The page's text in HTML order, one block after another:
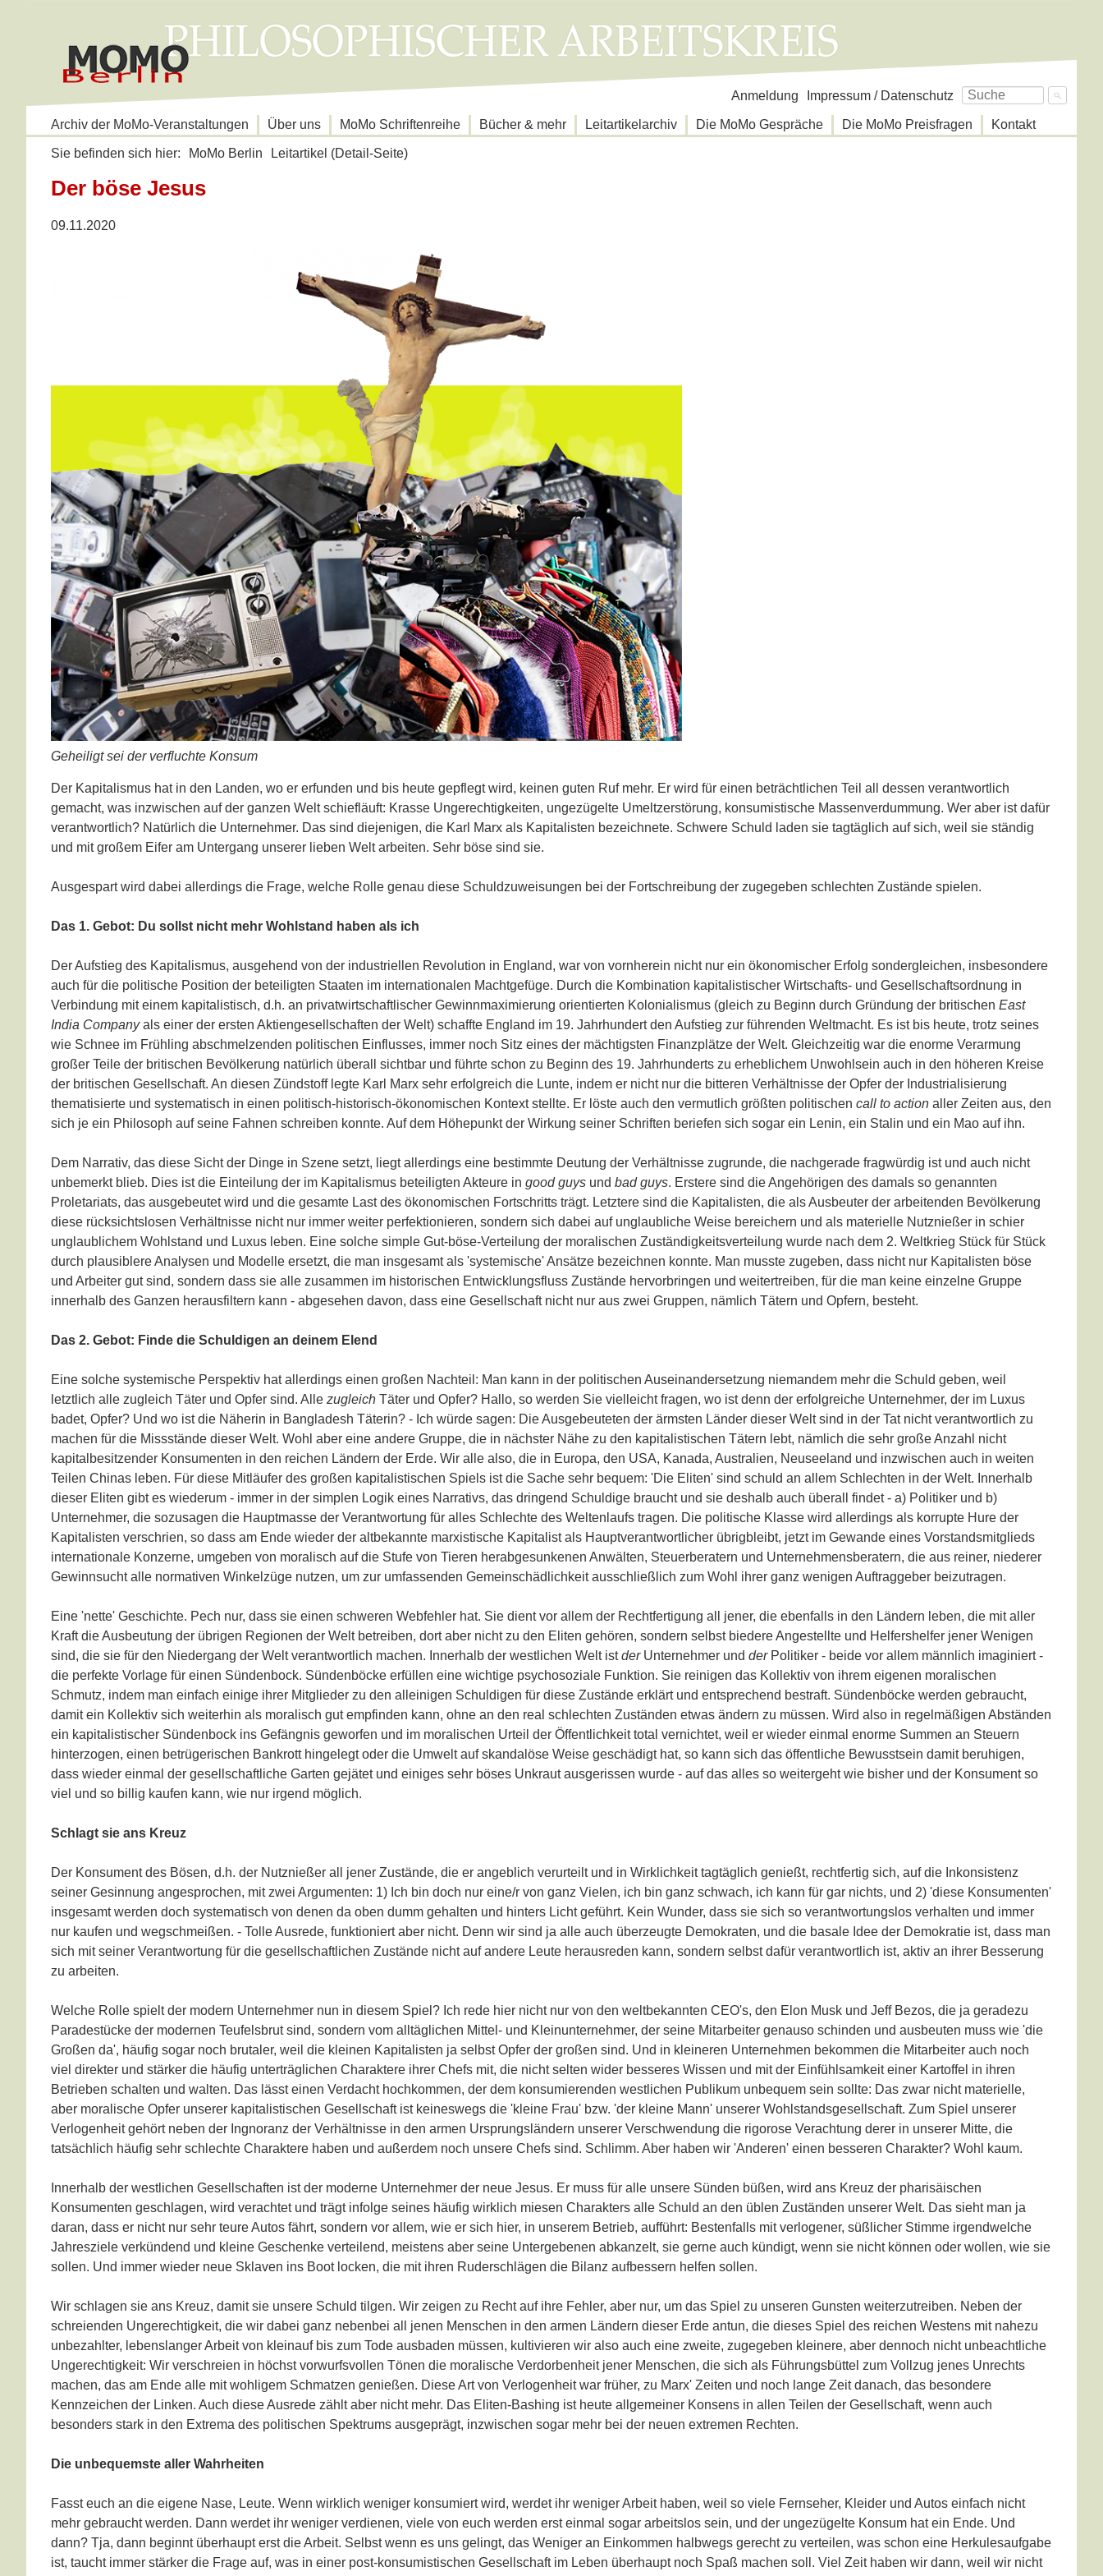
Navigation
Anmeldung
Impressum / Datenschutz
Navigation
Archiv der MoMo-Veranstaltungen Über uns MoMo Schriftenreihe Bücher & mehr Leitartikelarchiv Die MoMo Gespräche Die MoMo Preisfragen Kontakt
Sie befinden sich hier: MoMo Berlin Leitartikel (Detail-Seite)
Der böse Jesus
09.11.2020
Geheiligt sei der verfluchte Konsum
Der Kapitalismus hat in den Landen, wo er erfunden und bis heute gepflegt wird, keinen guten Ruf mehr. Er wird für einen beträchtlichen Teil all dessen verantwortlich
gemacht, was inzwischen auf der ganzen Welt schiefläuft: Krasse Ungerechtigkeiten, ungezügelte Umeltzerstörung, konsumistische Massenverdummung. Wer aber ist dafür
verantwortlich? Natürlich die Unternehmer. Das sind diejenigen, die Karl Marx als Kapitalisten bezeichnete. Schwere Schuld laden sie tagtäglich auf sich, weil sie ständig
und mit großem Eifer am Untergang unserer lieben Welt arbeiten. Sehr böse sind sie.
Ausgespart wird dabei allerdings die Frage, welche Rolle genau diese Schuldzuweisungen bei der Fortschreibung der zugegeben schlechten Zustände spielen.
Das 1. Gebot: Du sollst nicht mehr Wohlstand haben als ich
Der Aufstieg des Kapitalismus, ausgehend von der industriellen Revolution in England, war von vornherein nicht nur ein ökonomischer Erfolg sondergleichen, insbesondere
auch für die politische Position der beteiligten Staaten im internationalen Machtgefüge. Durch die Kombination kapitalistischer Wirtschafts- und Gesellschaftsordnung in
Verbindung mit einem kapitalistisch, d.h. an privatwirtschaftlischer Gewinnmaximierung orientierten Kolonialismus (gleich zu Beginn durch Gründung der britischen East
India Companyals einer der ersten Aktiengesellschaften der Welt) schaffte England im 19. Jahrhundert den Aufstieg zur führenden Weltmacht. Es ist bis heute, trotz seines
wie Schnee im Frühling abschmelzenden politischen Einflusses, immer noch Sitz eines der mächtigsten Finanzplätze der Welt. Gleichzeitig war die enorme Verarmung
großer Teile der britischen Bevölkerung natürlich überall sichtbar und führte schon zu Beginn des 19. Jahrhunderts zu erheblichem Unwohlsein auch in den höheren Kreise
der britischen Gesellschaft. An diesen Zündstoff legte Karl Marx sehr erfolgreich die Lunte, indem er nicht nur die bitteren Verhältnisse der Opfer der Industrialisierung
thematisierte und systematisch in einen politisch-historisch-ökonomischen Kontext stellte. Er löste auch den vermutlich größten politischen call to action aller Zeiten aus, den
sich je ein Philosoph auf seine Fahnen schreiben konnte. Auf dem Höhepunkt der Wirkung seiner Schriften beriefen sich sogar ein Lenin, ein Stalin und ein Mao auf ihn.
Dem Narrativ, das diese Sicht der Dinge in Szene setzt, liegt allerdings eine bestimmte Deutung der Verhältnisse zugrunde, die nachgerade fragwürdig ist und auch nicht
unbemerkt blieb. Dies ist die Einteilung der im Kapitalismus beteiligten Akteure in good guys und bad guys. Erstere sind die Angehörigen des damals so genannten
Proletariats, das ausgebeutet wird und die gesamte Last des ökonomischen Fortschritts trägt. Letztere sind die Kapitalisten, die als Ausbeuter der arbeitenden Bevölkerung
diese rücksichtslosen Verhältnisse nicht nur immer weiter perfektionieren, sondern sich dabei auf unglaubliche Weise bereichern und als materielle Nutznießer in schier
unglaublichem Wohlstand und Luxus leben. Eine solche simple Gut-böse-Verteilung der moralischen Zuständigkeitsverteilung wurde nach dem 2. Weltkrieg Stück für Stück
durch plausiblere Analysen und Modelle ersetzt, die man insgesamt als 'systemische' Ansätze bezeichnen konnte. Man musste zugeben, dass nicht nur Kapitalisten böse
und Arbeiter gut sind, sondern dass sie alle zusammen im historischen Entwicklungsfluss Zustände hervorbringen und weitertreiben, für die man keine einzelne Gruppe
innerhalb des Ganzen herausfiltern kann - abgesehen davon, dass eine Gesellschaft nicht nur aus zwei Gruppen, nämlich Tätern und Opfern, besteht.
Das 2. Gebot: Finde die Schuldigen an deinem Elend
Eine solche systemische Perspektiv hat allerdings einen großen Nachteil: Man kann in der politischen Auseinandersetzung niemandem mehr die Schuld geben, weil
letztlich alle zugleich Täter und Opfer sind. Alle zugleich Täter und Opfer? Hallo, so werden Sie vielleicht fragen, wo ist denn der erfolgreiche Unternehmer, der im Luxus
badet, Opfer? Und wo ist die Näherin in Bangladesh Täterin? - Ich würde sagen: Die Ausgebeuteten der ärmsten Länder dieser Welt sind in der Tat nicht verantwortlich zu
machen für die Missstände dieser Welt. Wohl aber eine andere Gruppe, die in nächster Nähe zu den kapitalistischen Tätern lebt, nämlich die sehr große Anzahl nicht
kapitalbesitzender Konsumenten in den reichen Ländern der Erde. Wir alle also, die in Europa, den USA, Kanada, Australien, Neuseeland und inzwischen auch in weiten
Teilen Chinas leben. Für diese Mitläufer des großen kapitalistischen Spiels ist die Sache sehr bequem: 'Die Eliten' sind schuld an allem Schlechten in der Welt. Innerhalb
dieser Eliten gibt es wiederum - immer in der simplen Logik eines Narrativs, das dringend Schuldige braucht und sie deshalb auch überall findet - a) Politiker und b)
Unternehmer, die sozusagen die Hauptmasse der Verantwortung für alles Schlechte des Weltenlaufs tragen. Die politische Klasse wird allerdings als korrupte Hure der
Kapitalisten verschrien, so dass am Ende wieder der altbekannte marxistische Kapitalist als Hauptverantwortlicher übrigbleibt, jetzt im Gewande eines Vorstandsmitglieds
internationale Konzerne, umgeben von moralisch auf die Stufe von Tieren herabgesunkenen Anwälten, Steuerberatern und Unternehmensberatern, die aus reiner, niederer
Gewinnsucht alle normativen Winkelzüge nutzen, um zur umfassenden Gemeinschädlichkeit ausschließlich zum Wohl ihrer ganz wenigen Auftraggeber beizutragen.
Eine 'nette' Geschichte. Pech nur, dass sie einen schweren Webfehler hat. Sie dient vor allem der Rechtfertigung all jener, die ebenfalls in den Ländern leben, die mit aller
Kraft die Ausbeutung der übrigen Regionen der Welt betreiben, dort aber nicht zu den Eliten gehören, sondern selbst biedere Angestellte und Helfershelfer jener Wenigen
sind, die sie für den Niedergang der Welt verantwortlich machen. Innerhalb der westlichen Welt istderUnternehmer und derPolitiker - beide vor allem männlich imaginiert -
die perfekte Vorlage für einen Sündenbock. Sündenböcke erfüllen eine wichtige psychosoziale Funktion. Sie reinigen das Kollektiv von ihrem eigenen moralischen
Schmutz, indem man einfach einige ihrer Mitglieder zu den alleinigen Schuldigen für diese Zustände erklärt und entsprechend bestraft. Sündenböcke werden gebraucht,
damit ein Kollektiv sich weiterhin als moralisch gut empfinden kann, ohne an den real schlechten Zuständen etwas ändern zu müssen. Wird also in regelmäßigen Abständen
ein kapitalistischer Sündenbock ins Gefängnis geworfen und im moralischen Urteil der Öffentlichkeit total vernichtet, weil er wieder einmal enorme Summen an Steuern
hinterzogen, einen betrügerischen Bankrott hingelegt oder die Umwelt auf skandalöse Weise geschädigt hat, so kann sich das öffentliche Bewusstsein damit beruhigen,
dass wieder einmal der gesellschaftliche Garten gejätet und einiges sehr böses Unkraut ausgerissen wurde - auf das alles so weitergeht wie bisher und der Konsument so
viel und so billig kaufen kann, wie nur irgend möglich.
Schlagt sie ans Kreuz
Der Konsument des Bösen, d.h. der Nutznießer all jener Zustände, die er angeblich verurteilt und in Wirklichkeit tagtäglich genießt, rechtfertig sich, auf die Inkonsistenz
seiner Gesinnung angesprochen, mit zwei Argumenten: 1) Ich bin doch nur eine/r von ganz Vielen, ich bin ganz schwach, ich kann für gar nichts, und 2) 'diese Konsumenten'
insgesamt werden doch systematisch von denen da oben dumm gehalten und hinters Licht geführt. Kein Wunder, dass sie sich so verantwortungslos verhalten und immer
nur kaufen und wegschmeißen. - Tolle Ausrede, funktioniert aber nicht. Denn wir sind ja alle auch überzeugte Demokraten, und die basale Idee der Demokratie ist, dass man
sich mit seiner Verantwortung für die gesellschaftlichen Zustände nicht auf andere Leute herausreden kann, sondern selbst dafür verantwortlich ist, aktiv an ihrer Besserung
zu arbeiten.
Welche Rolle spielt der modern Unternehmer nun in diesem Spiel? Ich rede hier nicht nur von den weltbekannten CEO's, den Elon Musk und Jeff Bezos, die ja geradezu
Paradestücke der modernen Teufelsbrut sind, sondern vom alltäglichen Mittel- und Kleinunternehmer, der seine Mitarbeiter genauso schinden und ausbeuten muss wie 'die
Großen da', häufig sogar noch brutaler, weil die kleinen Kapitalisten ja selbst Opfer der großen sind. Und in kleineren Unternehmen bekommen die Mitarbeiter auch noch
viel direkter und stärker die häufig unterträglichen Charaktere ihrer Chefs mit, die nicht selten wider besseres Wissen und mit der Einfühlsamkeit einer Kartoffel in ihren
Betrieben schalten und walten. Das lässt einen Verdacht hochkommen, der dem konsumierenden westlichen Publikum unbequem sein sollte: Das zwar nicht materielle,
aber moralische Opfer unserer kapitalistischen Gesellschaft ist keineswegs die 'kleine Frau' bzw. 'der kleine Mann' unserer Wohlstandsgesellschaft. Zum Spiel unserer
Verlogenheit gehört neben der Ingnoranz der Verhältnisse in den armen Ursprungsländern unserer Verschwendung die rigorose Verachtung derer in unserer Mitte, die
tatsächlich häufig sehr schlechte Charaktere haben und außerdem noch unsere Chefs sind. Schlimm. Aber haben wir 'Anderen' einen besseren Charakter? Wohl kaum.
Innerhalb der westlichen Gesellschaften ist der moderne Unternehmer der neue Jesus. Er muss für alle unsere Sünden büßen, wird ans Kreuz der pharisäischen
Konsumenten geschlagen, wird verachtet und trägt infolge seines häufig wirklich miesen Charakters alle Schuld an den üblen Zuständen unserer Welt. Das sieht man ja
daran, dass er nicht nur sehr teure Autos fährt, sondern vor allem, wie er sich hier, in unserem Betrieb, aufführt: Bestenfalls mit verlogener, süßlicher Stimme irgendwelche
Jahresziele verkündend und kleine Geschenke verteilend, meistens aber seine Untergebenen abkanzelt, sie gerne auch kündigt, wenn sie nicht können oder wollen, wie sie
sollen. Und immer wieder neue Sklaven ins Boot locken, die mit ihren Ruderschlägen die Bilanz aufbessern helfen sollen.
Wir schlagen sie ans Kreuz, damit sie unsere Schuld tilgen. Wir zeigen zu Recht auf ihre Fehler, aber nur, um das Spiel zu unseren Gunsten weiterzutreiben. Neben der
schreienden Ungerechtigkeit, die wir dabei ganz nebenbei all jenen Menschen in den armen Ländern dieser Erde antun, die dieses Spiel des reichen Westens mit nahezu
unbezahlter, lebenslanger Arbeit von kleinauf bis zum Tode ausbaden müssen, kultivieren wir also auch eine zweite, zugegeben kleinere, aber dennoch nicht unbeachtliche
Ungerechtigkeit: Wir verschreien in höchst vorwurfsvollen Tönen die moralische Verdorbenheit jener Menschen, die sich als Führungsbüttel zum Vollzug jenes Unrechts
machen, das am Ende alle mit wohligem Schmatzen genießen. Diese Art von Verlogenheit war früher, zu Marx' Zeiten und noch lange Zeit danach, das besondere
Kennzeichen der Linken. Auch diese Ausrede zählt aber nicht mehr. Das Eliten-Bashing ist heute allgemeiner Konsens in allen Teilen der Gesellschaft, wenn auch
besonders stark in den Extrema des politischen Spektrums ausgeprägt, inzwischen sogar mehr bei der neuen extremen Rechten.
Die unbequemste aller Wahrheiten
Fasst euch an die eigene Nase, Leute. Wenn wirklich weniger konsumiert wird, werdet ihr weniger Arbeit haben, weil so viele Fernseher, Kleider und Autos einfach nicht
mehr gebraucht werden. Dann werdet ihr weniger verdienen, viele von euch werden erst einmal sogar arbeitslos sein, und der ungezügelte Konsum hat ein Ende. Und
dann? Tja, dann beginnt überhaupt erst die Arbeit. Selbst wenn es uns gelingt, das Weniger an Einkommen halbwegs gerecht zu verteilen, was schon eine Herkulesaufgabe
ist, taucht immer stärker die Frage auf, was in einer post-konsumistischen Gesellschaft im Leben überhaupt noch Spaß machen soll. Viel Zeit haben wir dann, weil wir nicht